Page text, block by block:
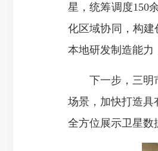
星，统筹调度150
化区域协同，构
本地研发制造能力
下一步，三明市
场景，加快打造具
全方位展示卫星数